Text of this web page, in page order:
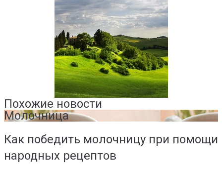
Похожие новости
Молочница
Как победить молочницу при помощи
народных рецептов